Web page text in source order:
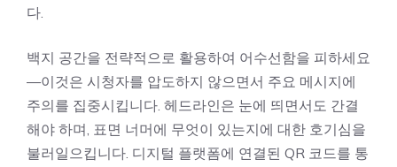
다.
백지 공간을 전략적으로 활용하여 어수선함을 피하세요
—이것은 시청자를 압도하지 않으면서 주요 메시지에
주의를 집중시킵니다. 헤드라인은 눈에 띄면서도 간결
해야 하며, 표면 너머에 무엇이 있는지에 대한 호기심을
불러일으킵니다. 디지털 플랫폼에 연결된 QR 코드를 통